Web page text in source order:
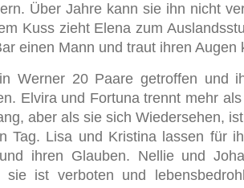
Über Jahre kann sie ihn nicht
Kuss zieht Elena zum
einen Mann und traut ihren Au­gen
Werner 20 Paare getroffen und
Elvira und Fortuna trennt mehr
aber als sie sich Wiedersehen,
Tag. Lisa und Kristina lassen für
ihren Glauben. Nellie und
sie ist verboten und